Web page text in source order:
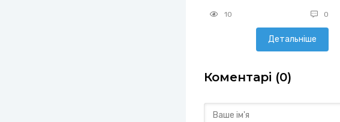
10 0
Детальніше
Коментарі (0)